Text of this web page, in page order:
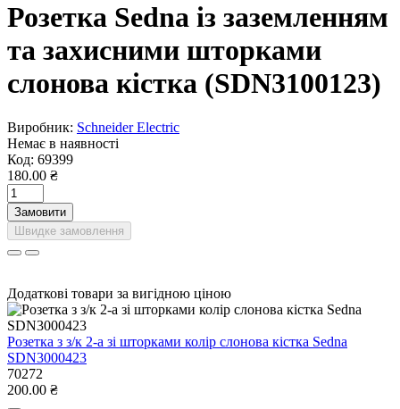
Розетка Sedna із заземленням
та захисними шторками
слонова кістка (SDN3100123)
Виробник: Schneider Electric
Немає в наявності
Код: 69399
180.00 ₴
Замовити
Швидке замовлення
Додаткові товари за вигідною ціною
Розетка з з/к 2-а зі шторками колір слонова кістка Sedna
SDN3000423
70272
200.00 ₴